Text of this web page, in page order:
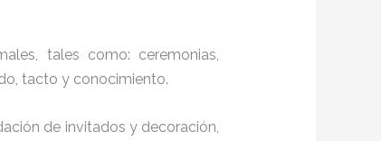
tales como: ceremonias,
tacto y conocimiento.
de invitados y decoración,